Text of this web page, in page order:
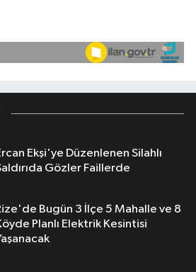
Ekşi'ye Düzenlenen Silahlı
Gözler Faillerde
Bugün 3 İlçe 5 Mahalle ve 8
Planlı Elektrik Kesintisi